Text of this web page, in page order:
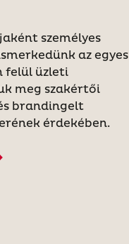
személyes
az egyes
felül üzleti
meg szakértői
brandingelt
érdekében.